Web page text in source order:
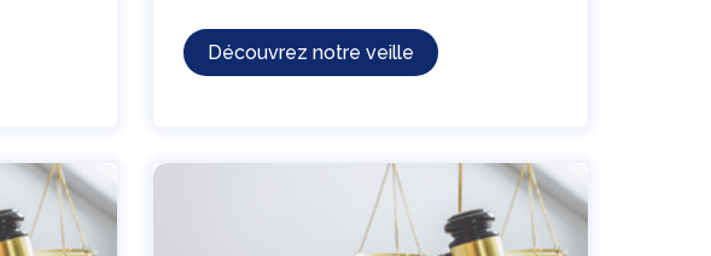
Découvrez notre veille